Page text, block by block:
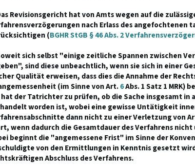
Revisionsgericht hat von Amts wegen auf die
nach Erlass des angefochtenen
(BGHR StGB § 46 Abs. 2
sich selbst "einige zeitliche Spannen zwischen
sind diese unbeachtlich, wenn sie sich in einer
Qualität erweisen, dass dies die Annahme der
(im Sinne von Art.6Abs. 1 Satz 1 MRK)
der Tatrichter zu prüfen, ob die Sache insgesamt in
worden ist, wobei eine gewisse Untätigkeit
dann nicht zu einer Verletzung von
wenn dadurch die Gesamtdauer des Verfahrens nicht
beginnt die "angemessene Frist" im Sinne der
von den Ermittlungen in Kenntnis gesetzt
Abschluss des Verfahrens.